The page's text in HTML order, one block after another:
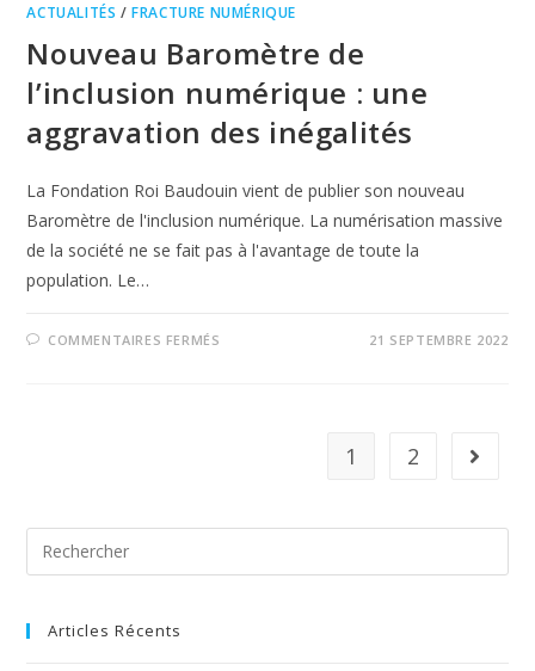
ACTUALITÉS /FRACTURE NUMÉRIQUE
Nouveau Baromètre de
l’inclusion numérique : une
aggravation des inégalités
La Fondation Roi Baudouin vient de publier son nouveau
Baromètre de l'inclusion numérique. La numérisation massive
de la société ne se fait pas à l'avantage de toute la
population. Le…
COMMENTAIRES FERMÉS 21 SEPTEMBRE 2022
1 2
Articles Récents